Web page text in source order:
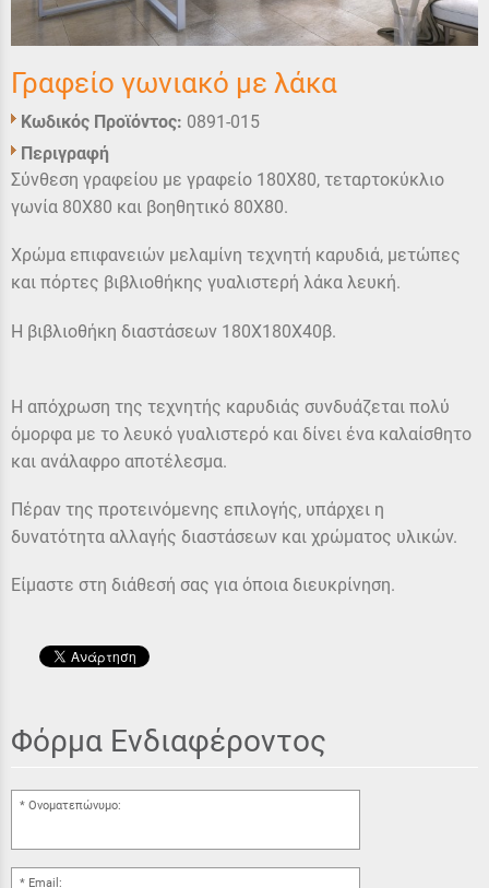
Γραφείο γωνιακό με λάκα
Κωδικός Προϊόντος: 0891-015
Περιγραφή
Σύνθεση γραφείου με γραφείο 180Χ80, τεταρτοκύκλιο
γωνία 80Χ80 και βοηθητικό 80Χ80.
Χρώμα επιφανειών μελαμίνη τεχνητή καρυδιά, μετώπες
και πόρτες βιβλιοθήκης γυαλιστερή λάκα λευκή.
Η βιβλιοθήκη διαστάσεων 180Χ180Χ40β.
Η απόχρωση της τεχνητής καρυδιάς συνδυάζεται πολύ
όμορφα με το λευκό γυαλιστερό και δίνει ένα καλαίσθητο
και ανάλαφρο αποτέλεσμα.
Πέραν της προτεινόμενης επιλογής, υπάρχει η
δυνατότητα αλλαγής διαστάσεων και χρώματος υλικών.
Είμαστε στη διάθεσή σας για όποια διευκρίνηση.
Φόρμα Ενδιαφέροντος
Ονοματεπώνυμο:
Email: